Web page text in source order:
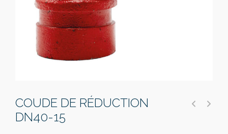
COUDE DE RÉDUCTION
DN40-15